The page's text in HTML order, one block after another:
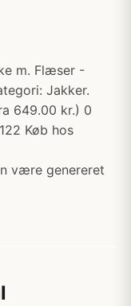
m. Flæser -
Jakker.
649.00 kr.) 0
Køb hos
være genereret